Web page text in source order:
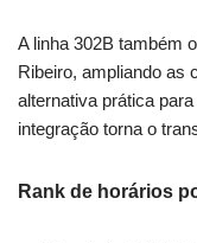
A linha 302B também
Ribeiro, ampliando as
alternativa prática
integração torna o
Rank de horários